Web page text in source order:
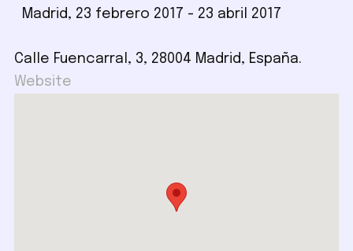
Madrid, 23 febrero 2017 - 23 abril 2017
Calle Fuencarral, 3, 28004 Madrid, España.
Website